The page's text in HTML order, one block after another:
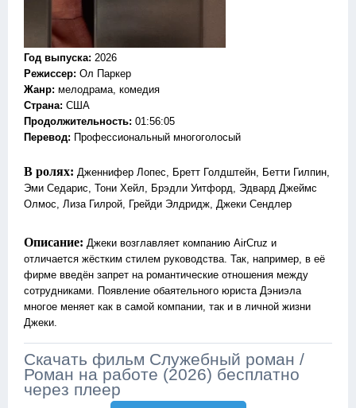
Год выпуска: 2026
Режиссер: Ол Паркер
Жанр: мелодрама, комедия
Страна: США
Продолжительность: 01:56:05
Перевод: Профессиональный многоголосый
В ролях: Дженнифер Лопес, Бретт Голдштейн, Бетти Гилпин,
Эми Седарис, Тони Хейл, Брэдли Уитфорд, Эдвард Джеймс
Олмос, Лиза Гилрой, Грейди Элдридж, Джеки Сендлер
Описание: Джеки возглавляет компанию AirCruz и
отличается жёстким стилем руководства. Так, например, в её
фирме введён запрет на романтические отношения между
сотрудниками. Появление обаятельного юриста Дэниэла
многое меняет как в самой компании, так и в личной жизни
Джеки.
Скачать фильм Служебный роман /
Роман на работе (2026) бесплатно
через плеер